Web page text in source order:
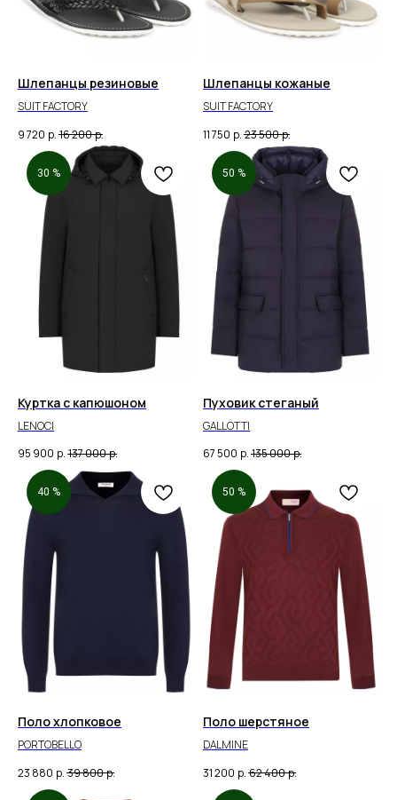
Шлепанцы резиновые
SUIT FACTORY
9 720 р. 16 200р.
Шлепанцы кожаные
SUIT FACTORY
11 750 р. 23 500р.
30 %
Куртка с капюшоном
LENOCI
95 900 р. 137 000р.
50 %
Пуховик стеганый
GALLOTTI
67 500 р. 135 000р.
40 %
Поло хлопковое
PORTOBELLO
23 880 р. 39 800р.
50 %
Поло шерстяное
DALMINE
31 200 р. 62 400р.